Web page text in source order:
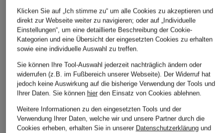
Klicken Sie auf „Ich stimme zu“ um alle Cookies zu akzeptieren und
direkt zur Webseite weiter zu navigieren; oder auf „Individuelle
Einstellungen“, um eine detaillierte Beschreibung der Cookie-
Kategorien und eine Übersicht der eingesetzten Cookies zu erhalten
sowie eine individuelle Auswahl zu treffen.
Sie können Ihre Tool-Auswahl jederzeit nachträglich ändern oder
widerrufen (z.B. im Fußbereich unserer Webseite). Der Widerruf hat
jedoch keine Auswirkung auf die bisherige Verwendung der Tools und
Ihrer Daten. Sie können hierden Einsatz von Cookies ablehnen.
Weitere Informationen zu den eingesetzten Tools und der
Verwendung Ihrer Daten, welche wir und unsere Partner durch die
Cookies erheben, erhalten Sie in unserer Datenschutzerklärungund